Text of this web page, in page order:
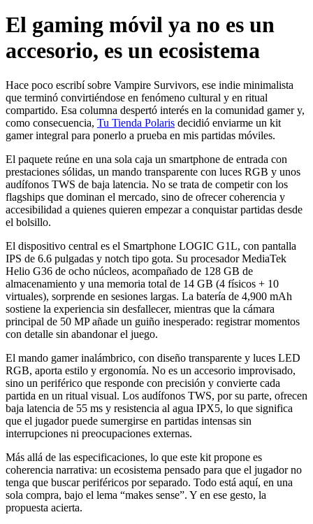
El gaming móvil ya no es un
accesorio, es un ecosistema
Hace poco escribí sobre Vampire Survivors, ese indie minimalista
que terminó convirtiéndose en fenómeno cultural y en ritual
compartido. Esa columna despertó interés en la comunidad gamer y,
como consecuencia, Tu Tienda Polaris decidió enviarme un kit
gamer integral para ponerlo a prueba en mis partidas móviles.
El paquete reúne en una sola caja un smartphone de entrada con
prestaciones sólidas, un mando transparente con luces RGB y unos
audífonos TWS de baja latencia. No se trata de competir con los
flagships que dominan el mercado, sino de ofrecer coherencia y
accesibilidad a quienes quieren empezar a conquistar partidas desde
el bolsillo.
El dispositivo central es el Smartphone LOGIC G1L, con pantalla
IPS de 6.6 pulgadas y notch tipo gota. Su procesador MediaTek
Helio G36 de ocho núcleos, acompañado de 128 GB de
almacenamiento y una memoria total de 14 GB (4 físicos + 10
virtuales), sorprende en sesiones largas. La batería de 4,900 mAh
sostiene la experiencia sin desfallecer, mientras que la cámara
principal de 50 MP añade un guiño inesperado: registrar momentos
con detalle sin abandonar el juego.
El mando gamer inalámbrico, con diseño transparente y luces LED
RGB, aporta estilo y ergonomía. No es un accesorio improvisado,
sino un periférico que responde con precisión y convierte cada
partida en un ritual visual. Los audífonos TWS, por su parte, ofrecen
baja latencia de 55 ms y resistencia al agua IPX5, lo que significa
que el jugador puede sumergirse en partidas intensas sin
interrupciones ni preocupaciones externas.
Más allá de las especificaciones, lo que este kit propone es
coherencia narrativa: un ecosistema pensado para que el jugador no
tenga que buscar periféricos por separado. Todo está aquí, en una
sola compra, bajo el lema “makes sense”. Y en ese gesto, la
propuesta acierta.